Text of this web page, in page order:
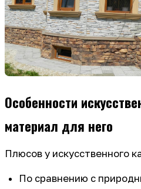
Особенности
материал для него
Плюсов у искусственного
По сравнению с